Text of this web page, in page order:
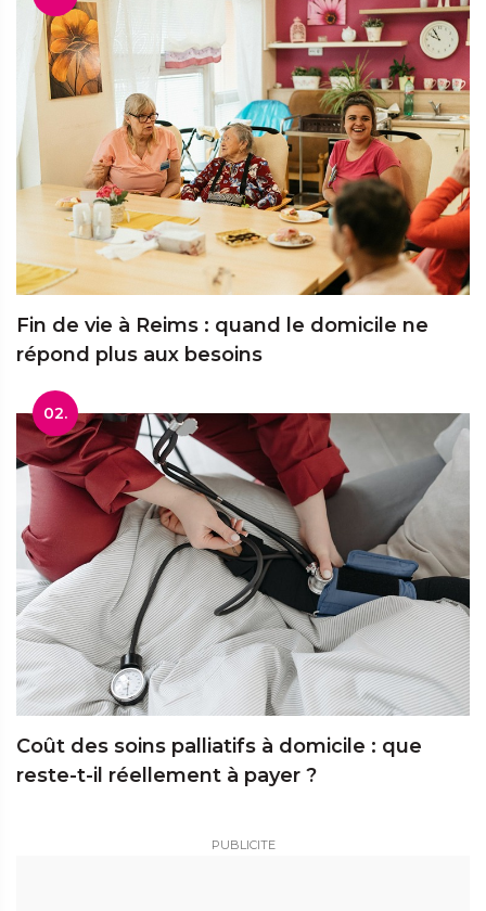
Fin de vie à Reims : quand le domicile ne
répond plus aux besoins
02.
Coût des soins palliatifs à domicile : que
reste-t-il réellement à payer ?